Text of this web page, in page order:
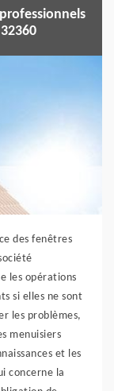
des fenêtres
les opérations
si elles ne sont
les problèmes,
menuisiers
et les
concerne la